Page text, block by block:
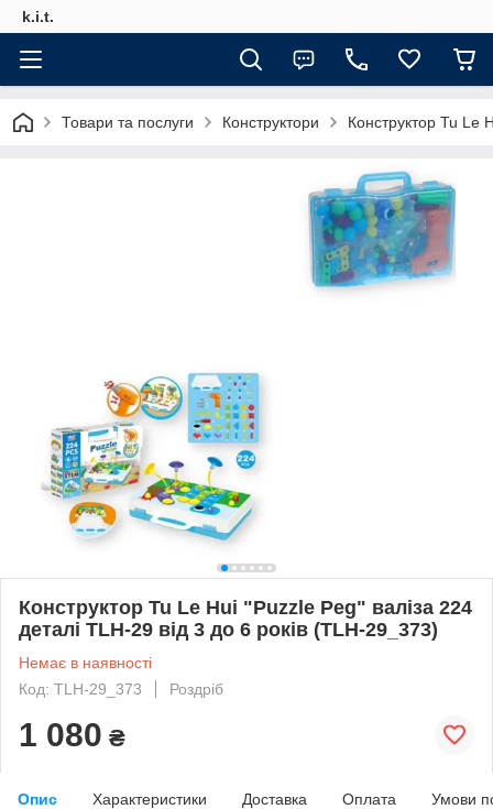
k.i.t.
Товари та послуги Конструктори Конструктор Tu Le
Конструктор Tu Le Hui "Puzzle Peg" валіза 224
деталі TLH-29 від 3 до 6 років (TLH-29_373)
Немає в наявності
Код: TLH-29_373
Роздріб
1 080 ₴
Опис Характеристики Доставка Оплата Умови